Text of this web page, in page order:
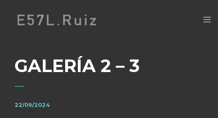
GALERÍA 2 – 3
22/09/2024